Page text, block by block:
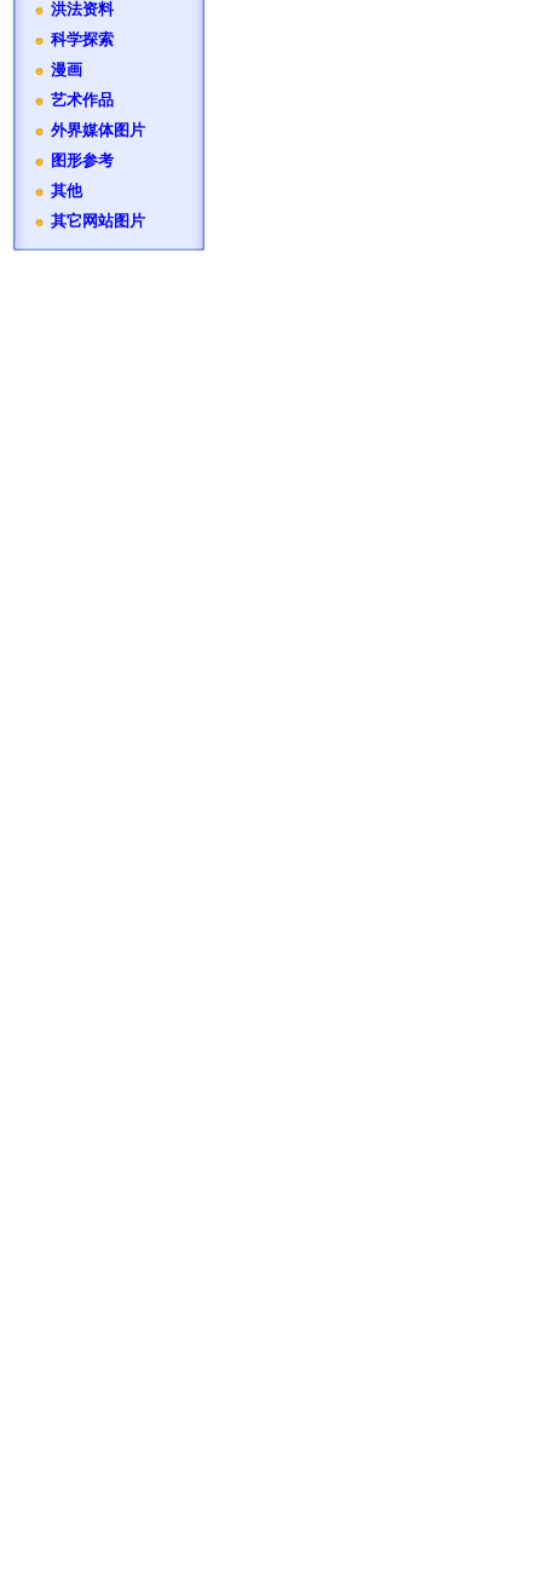
洪法资料
科学探索
漫画
艺术作品
外界媒体图片
图形参考
其他
其它网站图片